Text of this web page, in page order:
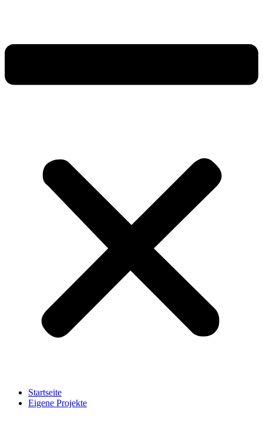
Startseite
Eigene Projekte